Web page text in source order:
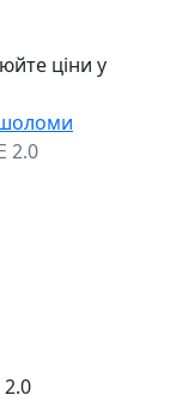
ціни у
шоломи
2.0